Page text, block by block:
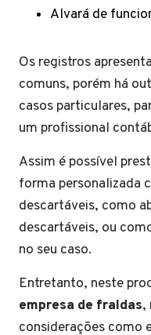
Alvará de
Os registros
comuns, porém há
casos particulares,
um profissional
Assim é possível
forma personalizada
descartáveis, como
descartáveis, ou
no seu caso.
Entretanto, neste
empresa de fraldas,
considerações como